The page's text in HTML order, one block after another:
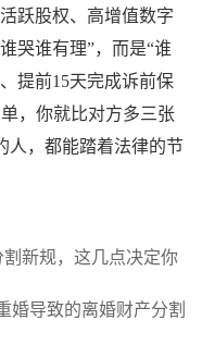
跃股权、高增值数字
哭谁有理”，而是“谁
提前15天完成诉前保
，你就比对方多三张
人，都能踏着法律的节
新规，这几点决定你
婚导致的离婚财产分割